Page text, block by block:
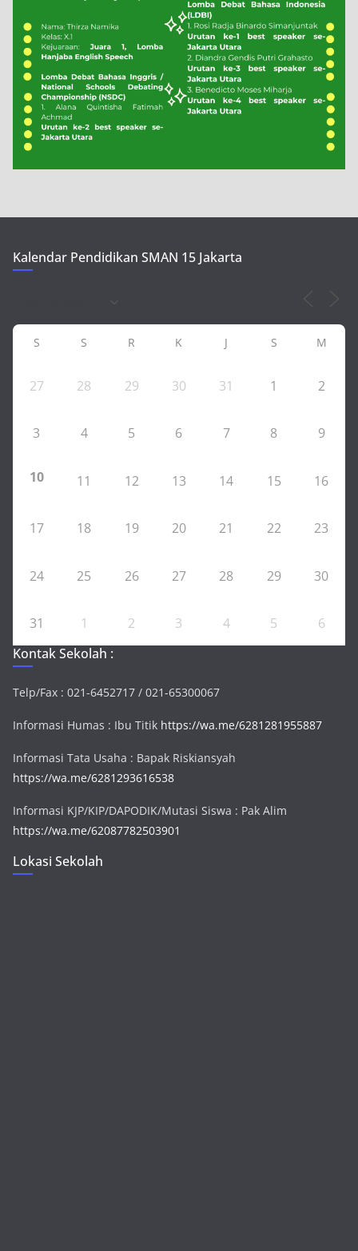
Kalendar Pendidikan SMAN 15 Jakarta
S S R K J S M
27 28 29 30 31 1 2
3 4 5 6 7 8 9
10 11 12 13 14 15 16
17 18 19 20 21 22 23
24 25 26 27 28 29 30
31 1 2 3 4 5
6
Kontak Sekolah :
Telp/Fax : 021-6452717 / 021-65300067
Informasi Humas : Ibu Titik https://wa.me/6281281955887
Informasi Tata Usaha : Bapak Riskiansyah
https://wa.me/6281293616538
Informasi KJP/KIP/DAPODIK/Mutasi Siswa : Pak Alim
https://wa.me/62087782503901
Lokasi Sekolah